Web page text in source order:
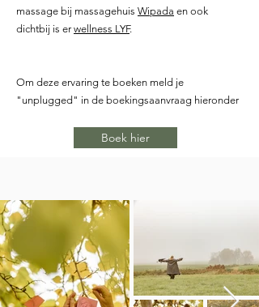
massage bij massagehuis Wipada en ook
dichtbij is erwellness LYF.
Om deze ervaring te boeken meld je
" unplugged" in de boekingsaanvraag hieronder
Boek hier